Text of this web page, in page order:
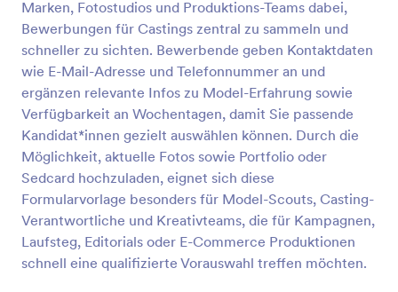
Marken, Fotostudios und Produktions-Teams dabei,
Bewerbungen für Castings zentral zu sammeln und
schneller zu sichten. Bewerbende geben Kontaktdaten
wie E-Mail-Adresse und Telefonnummer an und
ergänzen relevante Infos zu Model-Erfahrung sowie
Verfügbarkeit an Wochentagen, damit Sie passende
Kandidat*innen gezielt auswählen können. Durch die
Möglichkeit, aktuelle Fotos sowie Portfolio oder
Sedcard hochzuladen, eignet sich diese
Formularvorlage besonders für Model-Scouts, Casting-
Verantwortliche und Kreativteams, die für Kampagnen,
Laufsteg, Editorials oder E-Commerce Produktionen
schnell eine qualifizierte Vorauswahl treffen möchten.
Vorschau